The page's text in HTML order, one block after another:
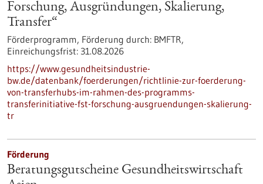
Forschung, Ausgründungen, Skalierung,
Transfer“
Förderprogramm, Förderung durch: BMFTR,
Einreichungsfrist: 31.08.2026
https://www.gesundheitsindustrie-
bw.de/datenbank/foerderungen/richtlinie-zur-foerderung-
von-transferhubs-im-rahmen-des-programms-
transferinitiative-fst-forschung-ausgruendungen-skalierung-
tr
Förderung
Beratungsgutscheine Gesundheitswirtschaft